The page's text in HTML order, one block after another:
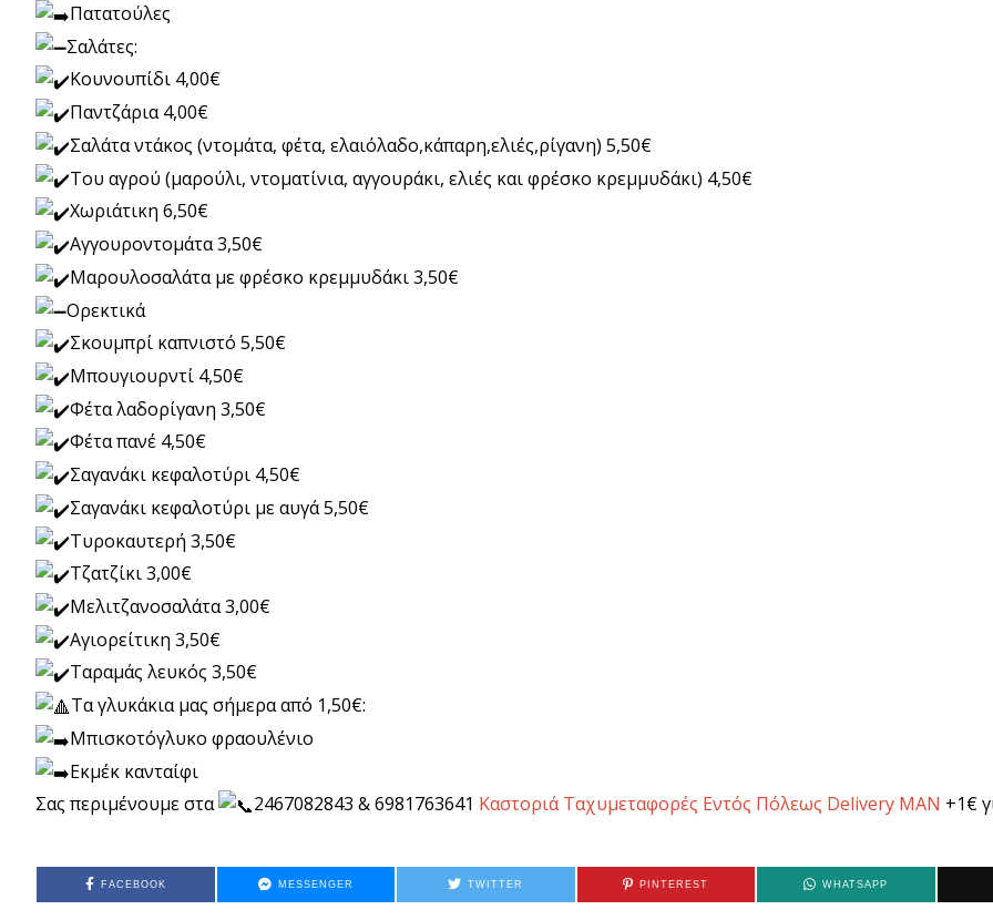
Πατατούλες
Σαλάτες:
Κουνουπίδι 4,00€
Παντζάρια 4,00€
Σαλάτα ντάκος (ντομάτα, φέτα, ελαιόλαδο,κάπαρη,ελιές,ρίγανη) 5,50€
Του αγρού (μαρούλι, ντοματίνια, αγγουράκι, ελιές και φρέσκο κρεμμυδάκι) 4,50€
Χωριάτικη 6,50€
Αγγουροντομάτα 3,50€
Μαρουλοσαλάτα με φρέσκο κρεμμυδάκι 3,50€
Ορεκτικά
Σκουμπρί καπνιστό 5,50€
Μπουγιουρντί 4,50€
Φέτα λαδορίγανη 3,50€
Φέτα πανέ 4,50€
Σαγανάκι κεφαλοτύρι 4,50€
Σαγανάκι κεφαλοτύρι με αυγά 5,50€
Τυροκαυτερή 3,50€
Τζατζίκι 3,00€
Μελιτζανοσαλάτα 3,00€
Αγιορείτικη 3,50€
Ταραμάς λευκός 3,50€
Τα γλυκάκια μας σήμερα από 1,50€:
Μπισκοτόγλυκο φραουλένιο
Εκμέκ κανταίφι
Σας περιμένουμε στα
2467082843 & 6981763641 Καστοριά Ταχυμεταφορές Εντός Πόλεως Delivery MAN +1€
FACEBOOK MESSENGER TWITTER PINTEREST WHATSAPP